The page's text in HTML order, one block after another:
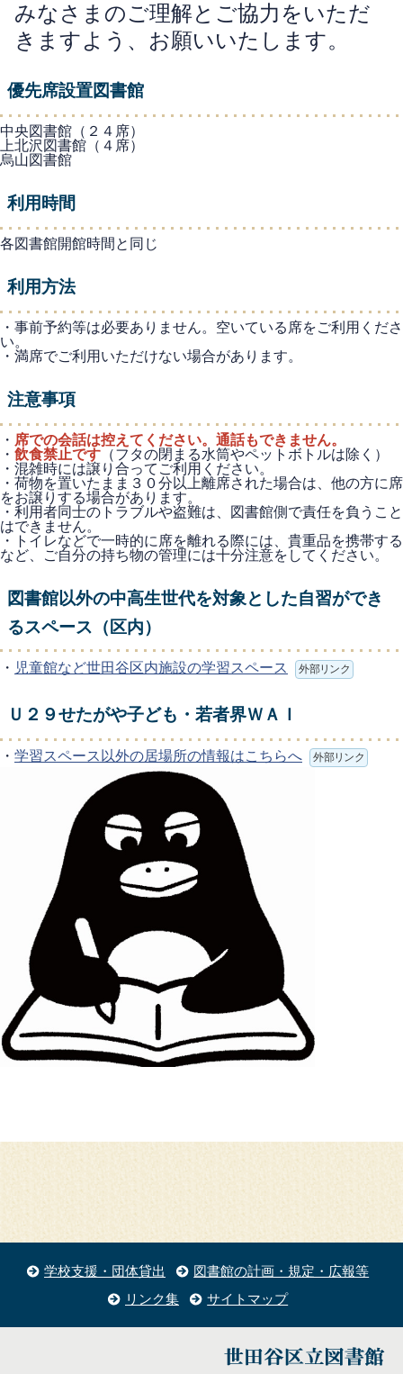
みなさまのご理解とご協力をいただ
きますよう、お願いいたします。
優先席設置図書館
中央図書館（２４席）
上北沢図書館（４席）
烏山図書館
利用時間
各図書館開館時間と同じ
利用方法
・事前予約等は必要ありません。空いている席をご利用くださ
い。
・満席でご利用いただけない場合があります。
注意事項
・ 席での会話は控えてください。通話もできません。
・ 飲食禁止です （フタの閉まる水筒やペットボトルは除く）
・混雑時には譲り合ってご利用ください。
・荷物を置いたまま３０分以上離席された場合は、他の方に席
をお譲りする場合があります。
・利用者同士のトラブルや盗難は、図書館側で責任を負うこと
はできません。
・トイレなどで一時的に席を離れる際には、貴重品を携帯する
など、ご自分の持ち物の管理には十分注意をしてください。
図書館以外の中高生世代を対象とした自習ができ
るスペース（区内）
・ 児童館など世田谷区内施設の学習スペース 外部リンク
Ｕ２９せたがや子ども・若者界ＷＡＩ
・ 学習スペース以外の居場所の情報はこちらへ 外部リンク
学校支援・団体貸出
図書館の計画・規定・広報等
リンク集
サイトマップ